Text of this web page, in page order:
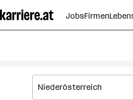
Seiteninhalt
springen
JobsFirmen